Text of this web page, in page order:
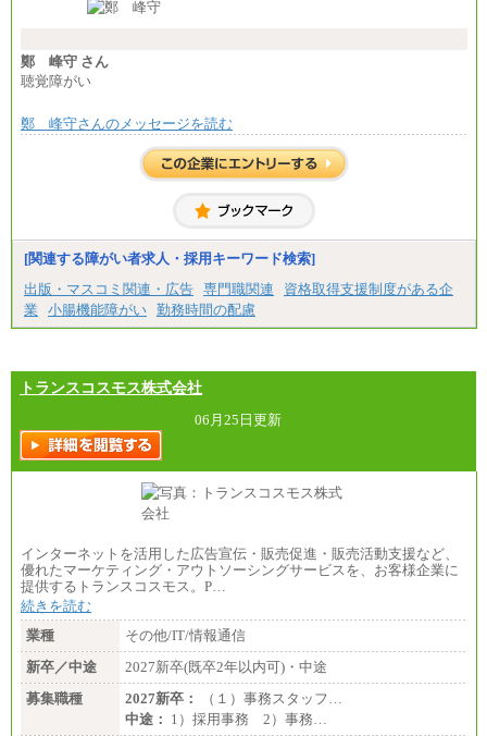
ます。
鄭 峰守 さん
聴覚障がい
鄭 峰守さんのメッセージを読む
[関連する障がい者求人・採用キーワード検索]
出版・マスコミ関連・広告 専門職関連
資格取得支援制度がある企
業
小腸機能障がい 勤務時間の配慮
トランスコスモス株式会社
06月25日更新
インターネットを活用した広告宣伝・販売促進・販売活動支援など、
優れたマーケティング・アウトソーシングサービスを、お客様企業に
提供するトランスコスモス。P…
続きを読む
業種
その他/IT/情報通信
新卒／中途
2027新卒(既卒2年以内可)・中途
募集職種
2027新卒：
（１）事務スタッフ…
中途： 1）採用事務 2）事務…